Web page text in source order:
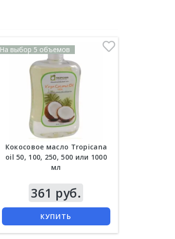
На выбор 5 объемов
Кокосовое масло Tropicana
oil 50, 100, 250, 500 или 1000
мл
361 руб.
КУПИТЬ